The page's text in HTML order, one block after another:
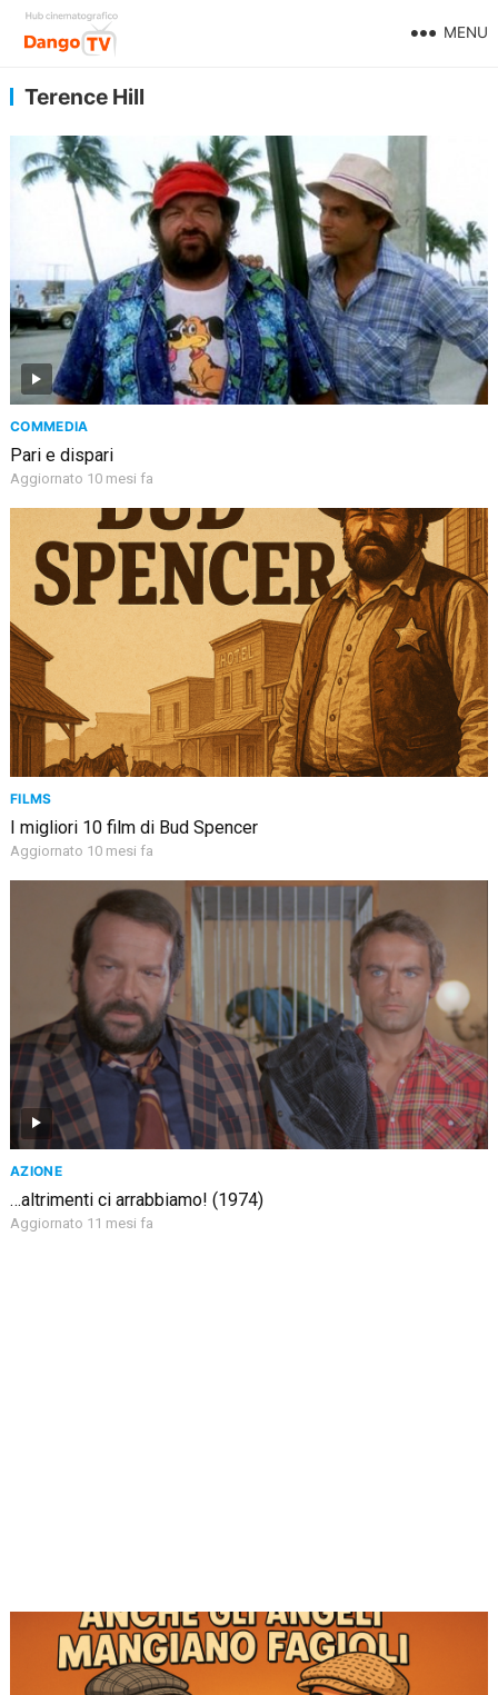
MENU
Terence Hill
COMMEDIA
Pari e dispari
Aggiornato 10 mesi fa
FILMS
I migliori 10 film di Bud Spencer
Aggiornato 10 mesi fa
AZIONE
…altrimenti ci arrabbiamo! (1974)
Aggiornato 11 mesi fa